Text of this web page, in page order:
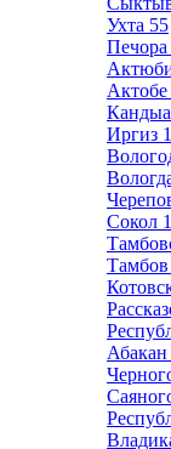
Ухта 55
Печора
Актобе
Иргиз 1
Сокол
Тамбов
Абакан